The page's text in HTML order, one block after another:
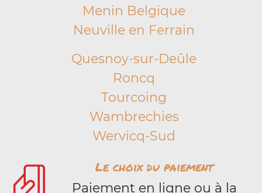
Menin Belgique
Neuville en Ferrain
Quesnoy-sur-Deûle
Roncq
Tourcoing
Wambrechies
Wervicq-Sud
Le choix du paiement
Paiement en ligne ou à la